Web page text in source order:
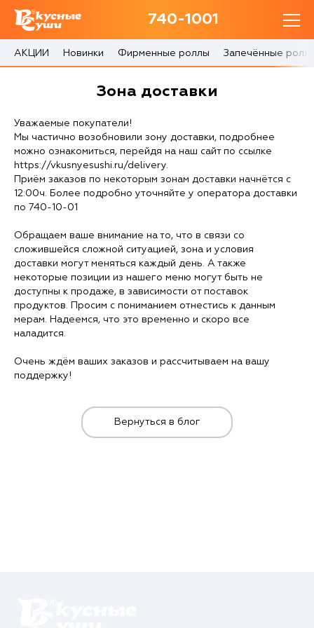
740-1001
740-1001
с 10:00 до 22:30
Акции
О доставке
Блог
Контакты
Телефоны
АКЦИИ Новинки Фирменные роллы Запечённые
Зона доставки
Уважаемые покупатели!
Мы частично возобновили зону доставки, подробнее
можно ознакомиться, перейдя на наш сайт по ссылке
https://vkusnyesushi.ru/delivery.
Приём заказов по некоторым зонам доставки начнётся с
12:00ч. Более подробно уточняйте у оператора доставки
по 740-10-01
Обращаем ваше внимание на то, что в связи со
сложившейся сложной ситуацией, зона и условия
доставки могут меняться каждый день. А также
некоторые позиции из нашего меню могут быть не
доступны к продаже, в зависимости от поставок
продуктов. Просим с пониманием отнестись к данным
мерам. Надеемся, что это временно и скоро все
наладится.
Очень ждём ваших заказов и рассчитываем на вашу
поддержку!
Вернуться в блог